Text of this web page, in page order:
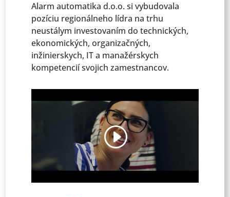
Alarm automatika d.o.o. si vybudovala
pozíciu regionálneho lídra na trhu
neustálym investovaním do technických,
ekonomických, organizačných,
inžinierskych, IT a manažérskych
kompetencií svojich zamestnancov.